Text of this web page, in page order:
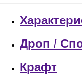
Дроп /
Крафт